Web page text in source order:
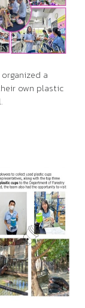
a
own plastic